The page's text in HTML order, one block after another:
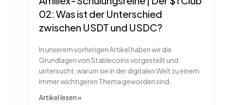
02: Was ist der Unterschied
zwischen USDT und USDC?
In unserem vorherigen Artikel haben wir die
Grundlagen von Stablecoins vorgestellt und
untersucht, warum sie in der digitalen Welt zu einem
immer wichtigeren Thema geworden sind.
Artikel lesen​ »